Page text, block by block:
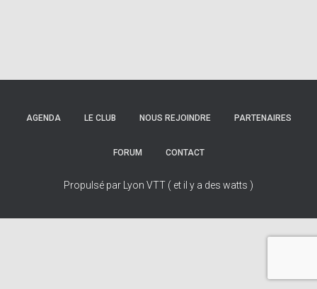
AGENDA LE CLUB NOUS REJOINDRE PARTENAIRES
FORUM CONTACT
Propulsé par Lyon VTT ( et il y a des watts )